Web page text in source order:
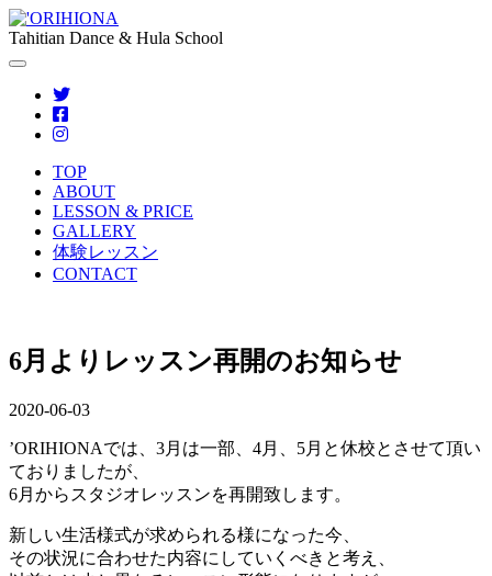
Tahitian Dance & Hula School
TOP
ABOUT
LESSON & PRICE
GALLERY
体験レッスン
CONTACT
6月よりレッスン再開のお知らせ
2020-06-03
’ORIHIONAでは、3月は一部、4月、5月と休校とさせて頂い
ておりましたが、
6月からスタジオレッスンを再開致します。
新しい生活様式が求められる様になった今、
その状況に合わせた内容にしていくべきと考え、